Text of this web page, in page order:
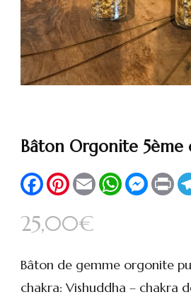
Bâton Orgonite 5ème
FacebookPinterest
Email WhatsApp
25,00€
Bâton de gemme orgonite
chakra: Vishuddha – chakra